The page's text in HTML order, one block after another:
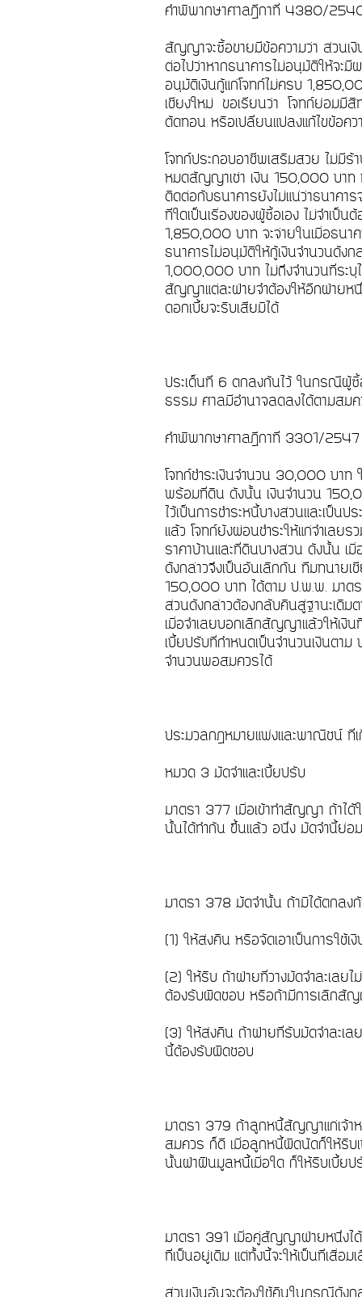
คำพิพากษาศาลฎีกาที่ 4380/
สัญญาจะซื้อขายมีข้อความว่า ส่วนเ
ต่อไปว่าหากธนาคารไม่อนุมัติให้จะ
อนุมัติเงินกู้แก่โจทก์ไม่ครบ
เชียงใหม่ ขอเรียนว่า โจทก์ย่อมมีสิ
ตัดทอน หรือเปลี่ยนแปลงแก้ไขข้อค
โจทก์ประกอบอาชีพเสริมสวย ไม่มีร้
หมดสัญญาเช่า เงิน 150,000 บาท
ติดต่อกับธนาคารยังไม่แน่ว่าธนาคาร
ที่ใดเป็นเรื่องของผู้ซื้อเอง ไม่จำเป็
1,850,000 บาท จะจ่ายในเมื่อธนาค
ธนาคารไม่อนุมัติให้กู้เงินจำนวนดัง
1,000,000 บาท ไม่ถึงจำนวนที่ระ
สัญญาแต่ละฝ่ายจำต้องให้อีกฝ่ายหนึ่
ดอกเบี้ยจะริบเสียมิได้
ประเด็นที่ 6 ตกลงกันไว้ ในกรณีผู้ซื้
ธรรม ศาลมีอำนาจลดลงได้ตามส
คำพิพากษาศาลฎีกาที่ 3301/
โจทก์ชำระเงินจำนวน 30,000 บา
พร้อมที่ดิน ดังนั้น เงินจำนวน
ไว้เป็นการชำระหนี้บางส่วนและเป็
แล้ว โจทก์ยังผ่อนชำระให้แก่จำเลย
ราคาบ้านและที่ดินบางส่วน ดังนั้น
ดังกล่าวจึงเป็นอันเลิกกัน ทีมทนายเ
150,000 บาท ได้ตาม ป.พ.พ. มาตร
ส่วนดังกล่าวต้องกลับคืนสู่ฐานะเดิม
เมื่อจำเลยบอกเลิกสัญญาแล้วให้เงิ
เบี้ยปรับที่กำหนดเป็นจำนวนเงินตา
จำนวนพอสมควรได้
ประมวลกฎหมายแพ่งและพาณิชน์
หมวด 3 มัดจำและเบี้ยปรับ
มาตรา 377 เมื่อเข้าทำสัญญา ถ้าไ
นั้นได้ทำกัน ขึ้นแล้ว อนึ่ง มัดจำนี้ย่
มาตรา 378 มัดจำนั้น ถ้ามิได้ตกลง
(1) ให้ส่งคืน หรือจัดเอาเป็นการใช้
(2) ให้ริบ ถ้าฝ่ายที่วางมัดจำละเล
ต้องรับผิดชอบ หรือถ้ามีการเลิกสั
(3) ให้ส่งคืน ถ้าฝ่ายที่รับมัดจำละเ
นี้ต้องรับผิดชอบ
มาตรา 379 ถ้าลูกหนี้สัญญาแก่เจ้าห
สมควร ก็ดี เมื่อลูกหนี้ผิดนัดก็ให้ริบเ
นั้นฝ่าฝืนมูลหนี้เมื่อใด ก็ให้ริบเบี้ย
มาตรา 391 เมื่อคู่สัญญาฝ่ายหนึ่งไ
ที่เป็นอยู่เดิม แต่ทั้งนี้จะให้เป็นที่เสื่
ส่วนเงินอันจะต้องใช้คืนในกรณีดังก